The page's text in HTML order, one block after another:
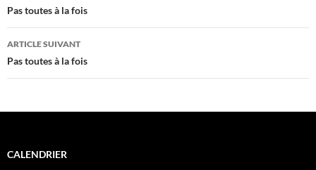
des
articles
Pas toutes à la fois
ARTICLE SUIVANT
Pas toutes à la fois
CALENDRIER